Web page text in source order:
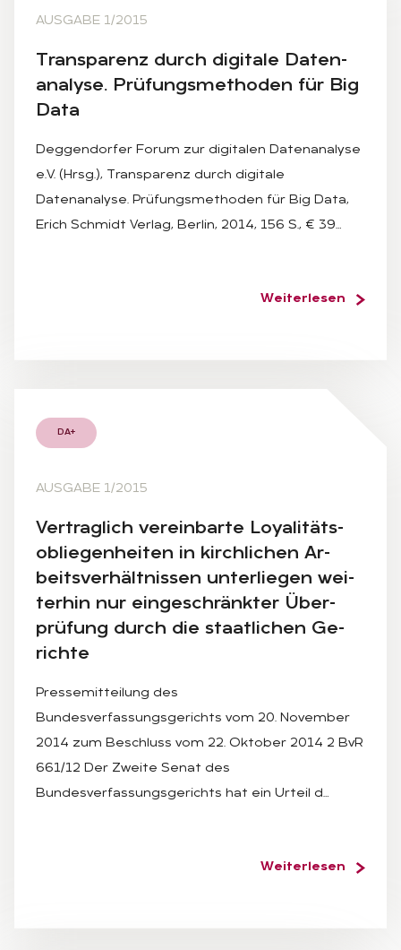
AUSGABE 1/2015
Trans­pa­renz durch di­gi­ta­le Da­ten­
ana­ly­se. Prü­fungs­me­tho­den für Big
Data
Deggendorfer Forum zur digitalen Datenanalyse
e.V. (Hrsg.), Transparenz durch digitale
Datenanalyse. Prüfungsmethoden für Big Data,
Erich Schmidt Verlag, Berlin, 2014, 156 S., € 39…
Weiterlesen
DA+
AUSGABE 1/2015
Ver­trag­lich ver­ein­bar­te Loya­li­täts­
ob­lie­gen­hei­ten in kirch­li­chen Ar­
beits­ver­hält­nis­sen un­ter­lie­gen wei­
ter­hin nur ein­ge­schränk­ter Über­
prü­fung durch die staat­li­chen Ge­
rich­te
Pressemitteilung des
Bundesverfassungsgerichts vom 20. November
2014 zum Beschluss vom 22. Oktober 2014 2 BvR
661/12 Der Zweite Senat des
Bundesverfassungsgerichts hat ein Urteil d…
Weiterlesen